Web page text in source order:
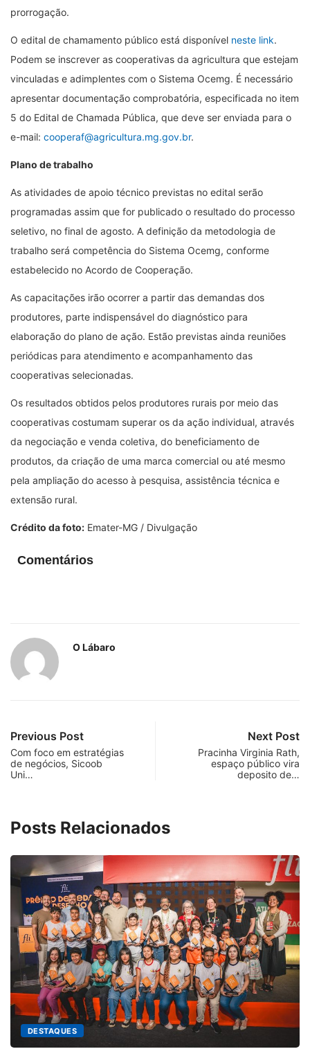
prorrogação.
O edital de chamamento público está disponível neste link.
Podem se inscrever as cooperativas da agricultura que estejam
vinculadas e adimplentes com o Sistema Ocemg. É necessário
apresentar documentação comprobatória, especificada no item
5 do Edital de Chamada Pública, que deve ser enviada para o
e-mail: cooperaf@agricultura.mg.gov.br.
Plano de trabalho
As atividades de apoio técnico previstas no edital serão
programadas assim que for publicado o resultado do processo
seletivo, no final de agosto. A definição da metodologia de
trabalho será competência do Sistema Ocemg, conforme
estabelecido no Acordo de Cooperação.
As capacitações irão ocorrer a partir das demandas dos
produtores, parte indispensável do diagnóstico para
elaboração do plano de ação. Estão previstas ainda reuniões
periódicas para atendimento e acompanhamento das
cooperativas selecionadas.
Os resultados obtidos pelos produtores rurais por meio das
cooperativas costumam superar os da ação individual, através
da negociação e venda coletiva, do beneficiamento de
produtos, da criação de uma marca comercial ou até mesmo
pela ampliação do acesso à pesquisa, assistência técnica e
extensão rural.
Crédito da foto: Emater-MG / Divulgação
Comentários
O Lábaro
Previous Post
Com foco em estratégias
de negócios, Sicoob
Uni…
Next Post
Pracinha Virginia Rath,
espaço público vira
deposito de…
Posts Relacionados